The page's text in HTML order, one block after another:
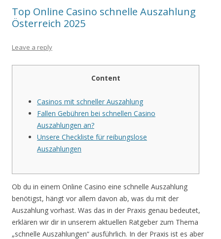
Top Online Casino schnelle Auszahlung
Österreich 2025
Leave a reply
Content
Casinos mit schneller Auszahlung
Fallen Gebühren bei schnellen Casino
Auszahlungen an?
Unsere Checkliste für reibungslose
Auszahlungen
Ob du in einem Online Casino eine schnelle Auszahlung
benötigst, hängt vor allem davon ab, was du mit der
Auszahlung vorhast. Was das in der Praxis genau bedeutet,
erklären wir dir in unserem aktuellen Ratgeber zum Thema
„schnelle Auszahlungen“ ausführlich. In der Praxis ist es aber